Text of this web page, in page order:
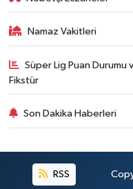
Namaz Vakitleri
Süper Lig Puan Durumu
Fikstür
Son Dakika Haberleri
RSS